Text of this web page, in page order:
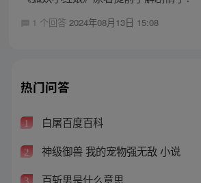
1 个回答 2024年08月13日 15:08
热门问答
1 白屠百度百科
2 神级御兽 我的宠物强无敌 小说
3 百斩男是什么意思